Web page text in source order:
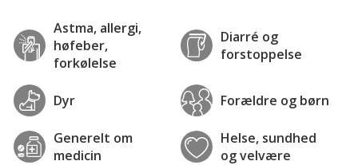
Astma, allergi,
høfeber,
forkølelse
Diarré og
forstoppelse
Dyr Forældre og børn
Generelt om
medicin
Helse, sundhed
og velvære